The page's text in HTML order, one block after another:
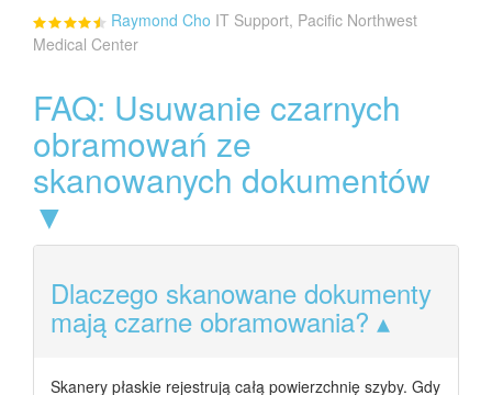
Raymond Cho IT Support, Pacific Northwest
Medical Center
FAQ: Usuwanie czarnych
obramowań ze
skanowanych dokumentów
▼
Dlaczego skanowane dokumenty
mają czarne obramowania?
Skanery płaskie rejestrują całą powierzchnię szyby. Gdy